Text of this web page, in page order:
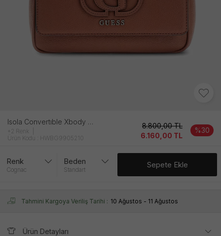
Isola Convertıble Xbody Flap Kadın Kahverengi̇ Çanta
+2 Renk
Ürün Kodu : HWBG9905210
8.800,00TL
6.160,00 TL
%30
Renk
Cognac
Beden
Standart
Sepete Ekle
Tahmini Kargoya Veriliş Tarihi : 10 Ağustos - 11 Ağustos
Ürün Detayları